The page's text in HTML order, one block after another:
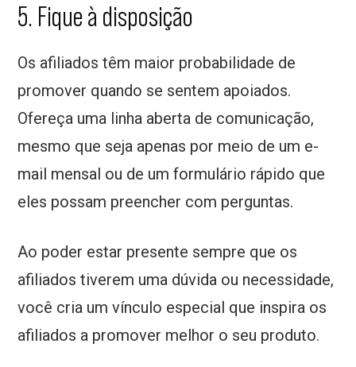
5. Fique à disposição
Os afiliados têm maior probabilidade de
promover quando se sentem apoiados.
Ofereça uma linha aberta de comunicação,
mesmo que seja apenas por meio de um e-
mail mensal ou de um formulário rápido que
eles possam preencher com perguntas.
Ao poder estar presente sempre que os
afiliados tiverem uma dúvida ou necessidade,
você cria um vínculo especial que inspira os
afiliados a promover melhor o seu produto.